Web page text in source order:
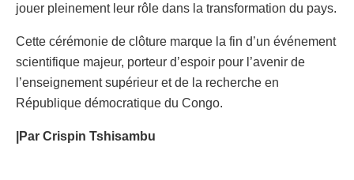
jouer pleinement leur rôle dans la transformation du pays.
Cette cérémonie de clôture marque la fin d’un événement
scientifique majeur, porteur d’espoir pour l’avenir de
l’enseignement supérieur et de la recherche en
République démocratique du Congo.
|Par Crispin Tshisambu